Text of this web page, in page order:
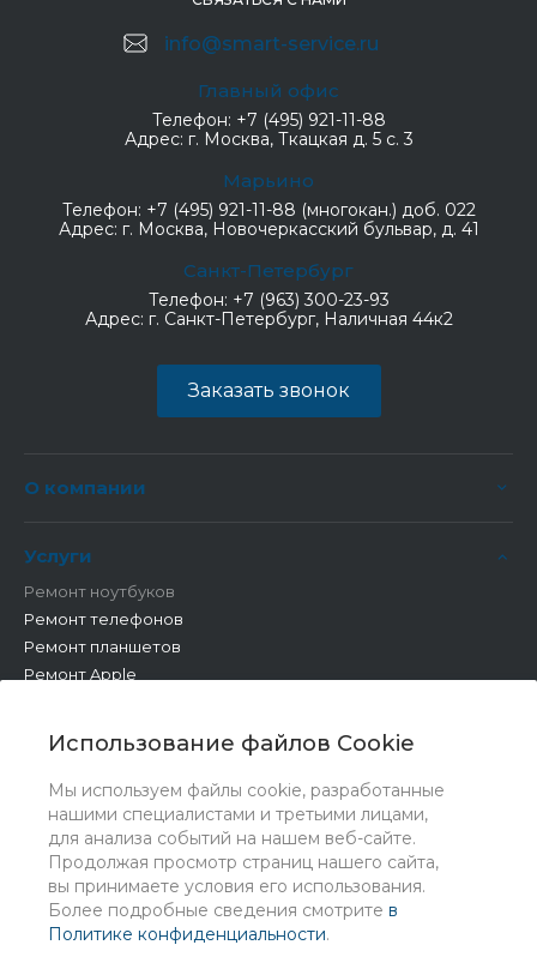
Использование файлов Cookie
Мы используем файлы cookie, разработанные
нашими специалистами и третьими лицами,
для анализа событий на нашем веб-сайте.
Продолжая просмотр страниц нашего сайта,
вы принимаете условия его использования.
Более подробные сведения смотрите в
Политике конфиденциальности.
info@smart-service.ru
Главный офис
Телефон: +7 (495) 921-11-88
Адрес: г. Москва, Ткацкая д. 5 с. 3
Марьино
Телефон: +7 (495) 921-11-88 (многокан.) доб. 022
Адрес: г. Москва, Новочеркасский бульвар, д. 41
Санкт-Петербург
Телефон: +7 (963) 300-23-93
Адрес: г. Санкт-Петербург, Наличная 44к2
Заказать звонок
О компании
Услуги
Ремонт ноутбуков
Ремонт телефонов
Ремонт планшетов
Ремонт Apple